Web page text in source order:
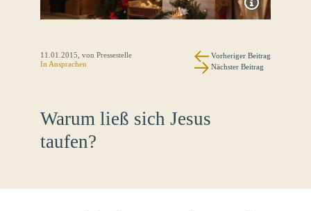
11.01.2015 , von Pressestelle
In Ansprachen
Vorheriger Beitrag
Nächster Beitrag
Warum ließ sich Jesus
taufen?